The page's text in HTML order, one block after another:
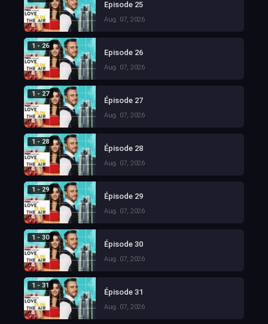
Episode 25
Aug. 07, 2026
1 - 26
Episode 26
Aug. 07, 2026
1 - 27
Épisode 27
Aug. 07, 2026
1 - 28
Épisode 28
Aug. 07, 2026
1 - 29
Épisode 29
Aug. 07, 2026
1 - 30
Épisode 30
Aug. 07, 2026
1 - 31
Épisode 31
Aug. 07, 2026